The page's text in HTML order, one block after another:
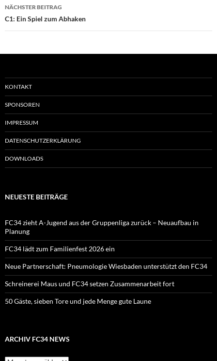
NÄCHSTER BEITRAG
C1: Ein Spiel zum Abhaken
KONTAKT
SPONSOREN
IMPRESSUM
DATENSCHUTZERKLÄRUNG
DOWNLOADS
NEUESTE BEITRÄGE
FC34 zieht A-Jugend aus der Gruppenliga zurück – Neuaufbau in
Planung
FC34 lädt zum Familienfest 2026 ein
Neue Partnerschaft: Pneumologie Wiesbaden unterstützt den FC34
Schreinerei Maus und FC34 setzen Zusammenarbeit fort
50 Gäste, sieben Tore und jede Menge gute Laune
ARCHIV FC34 NEWS